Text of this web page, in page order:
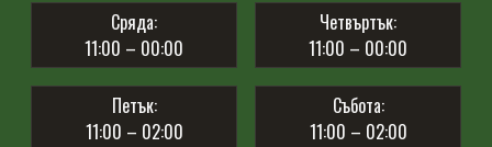
Сряда:
11:00 – 00:00
Четвъртък:
11:00 – 00:00
Петък:
11:00 – 02:00
Събота:
11:00 – 02:00